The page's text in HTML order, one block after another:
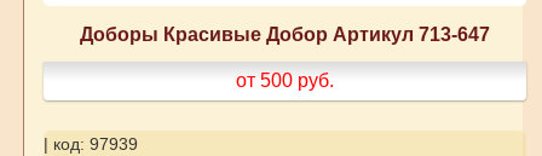
Доборы Красивые Добор Артикул 713-647
от 500 руб.
| код: 97939